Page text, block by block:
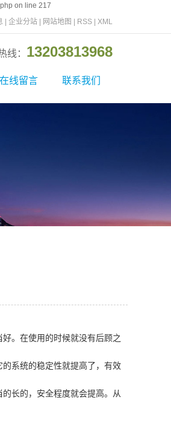
on line 217
企业分站 网站地图 RSS XML
线： 13203813968
在线留言 联系我们
。在使用的时候就没有后顾之
系统的稳定性就提高了，有效
长的，安全程度就会提高。从